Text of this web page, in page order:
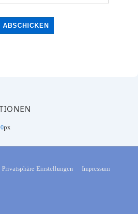
px
Privatsphäre-Einstellungen
Impressum